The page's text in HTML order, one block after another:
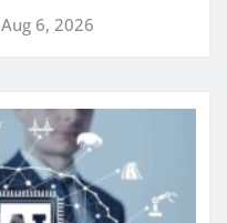
Aug 6, 2026